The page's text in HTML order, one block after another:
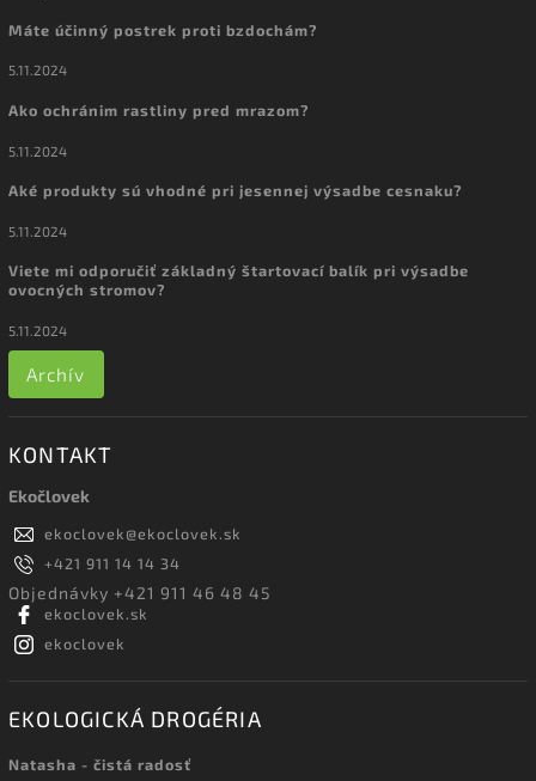
Máte účinný postrek proti bzdochám?
5.11.2024
Ako ochránim rastliny pred mrazom?
5.11.2024
Aké produkty sú vhodné pri jesennej výsadbe cesnaku?
5.11.2024
Viete mi odporučiť základný štartovací balík pri výsadbe
ovocných stromov?
5.11.2024
Archív
KONTAKT
Ekočlovek
ekoclovek@ekoclovek.sk
+421 911 14 14 34
Objednávky +421 911 46 48 45
ekoclovek.sk
ekoclovek
EKOLOGICKÁ DROGÉRIA
Natasha - čistá radosť